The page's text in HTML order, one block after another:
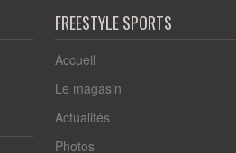
FREESTYLE SPORTS
Accueil
Le magasin
Actualités
Photos